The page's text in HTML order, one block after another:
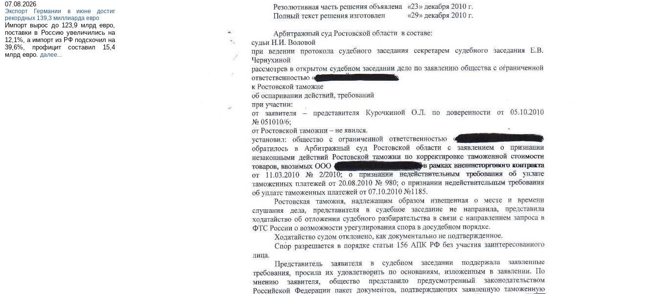
07.08.2026
Экспорт Германии в июне достиг
рекордных 139,3 миллиарда евро
Импорт вырос до 123,9 млрд евро,
поставки в Россию увеличились на
12,1%, а импорт из РФ подскочил на
39,6%, профицит составил 15,4
млрд евро. далее...